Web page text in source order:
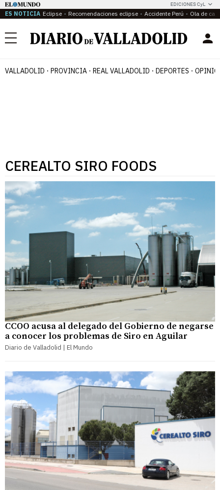
EDICIONES CyL
ES NOTICIA Eclipse Recomendaciones eclipse Accidente Perú Ola de
Menú
VALLADOLID PROVINCIA REAL VALLADOLID DEPORTES
CEREALTO SIRO FOODS
CCOO acusa al delegado del Gobierno de negarse
a conocer los problemas de Siro en Aguilar
Diario de Valladolid | El Mundo